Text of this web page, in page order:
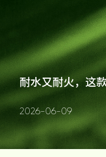
健康饰材
板材
科技木
胶粘材料
工装产品
健康家居
全屋定制
UNICO
地板
公司介绍
企业文化
发展历程
门店查询
合作伙伴查询
资讯中心
耐水又耐火，这
2026-06-09